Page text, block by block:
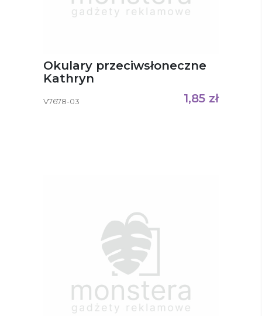
Okulary przeciwsłoneczne
Kathryn
V7678-03 1,85 zł